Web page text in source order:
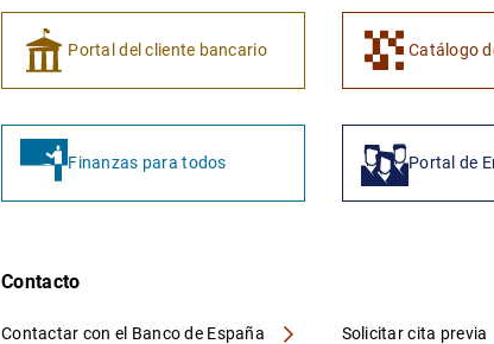
Portal del cliente bancario Catálogo
Finanzas para todos Portal de
Contacto
Contactar con el Banco de España Solicitar cita previa